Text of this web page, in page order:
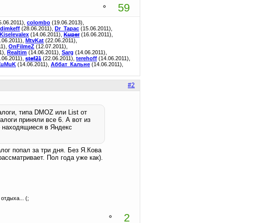
59
colombo (19.06.2013),
dimkeff (28.06.2011), Dr_Tapac (15.06.2011),
Kiselevalex (14.06.2011), Kuper (16.06.2011),
MtvKat (22.06.2011),
OnFilmeZ (12.07.2011),
Realtim (14.06.2011), Sarg (14.06.2011),
stef21 (22.06.2011), terehoff (14.06.2011),
(14.06.2011), Аббат_Кальне (14.06.2011),
#2
типа DMOZ или List от
приняли все 6. А вот из
находящиеся в Яндекс
попал за три дня. Без Я.Кова
Пол года уже как).
(;
2